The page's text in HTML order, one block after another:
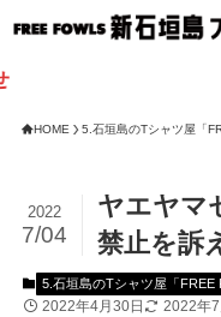
HOME 5.石垣島のTシャツ屋「
ヤエヤマ
禁止を訴
2022
7/04
5.石垣島のTシャツ屋「FREE
2022年4月30日 2022年7